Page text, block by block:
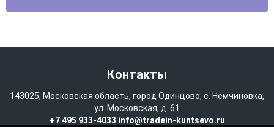
Контакты
143025, Московская область, город Одинцово, с. Немчиновка,
ул. Московская, д. 61
+7 495 933-4033 info@tradein-kuntsevo.ru